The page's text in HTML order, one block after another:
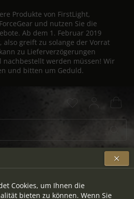
Produkte von FirstLight,
und nutzen Sie die
Ab dem 1. Februar 2019
also greift zu solange der Vorrat
zu Lieferverzögerungen
nachbestellt werden müssen! Wir
und bitten um Geduld.
Cookies, um Ihnen die
bieten zu können. Wenn Sie